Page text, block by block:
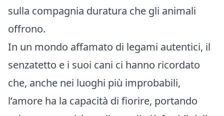
sulla compagnia duratura che gli animali
offrono.
In un mondo affamato di legami autentici, il
senzatetto e i suoi cani ci hanno ricordato
che, anche nei luoghi più improbabili,
l’amore ha la capacità di fiorire, portando